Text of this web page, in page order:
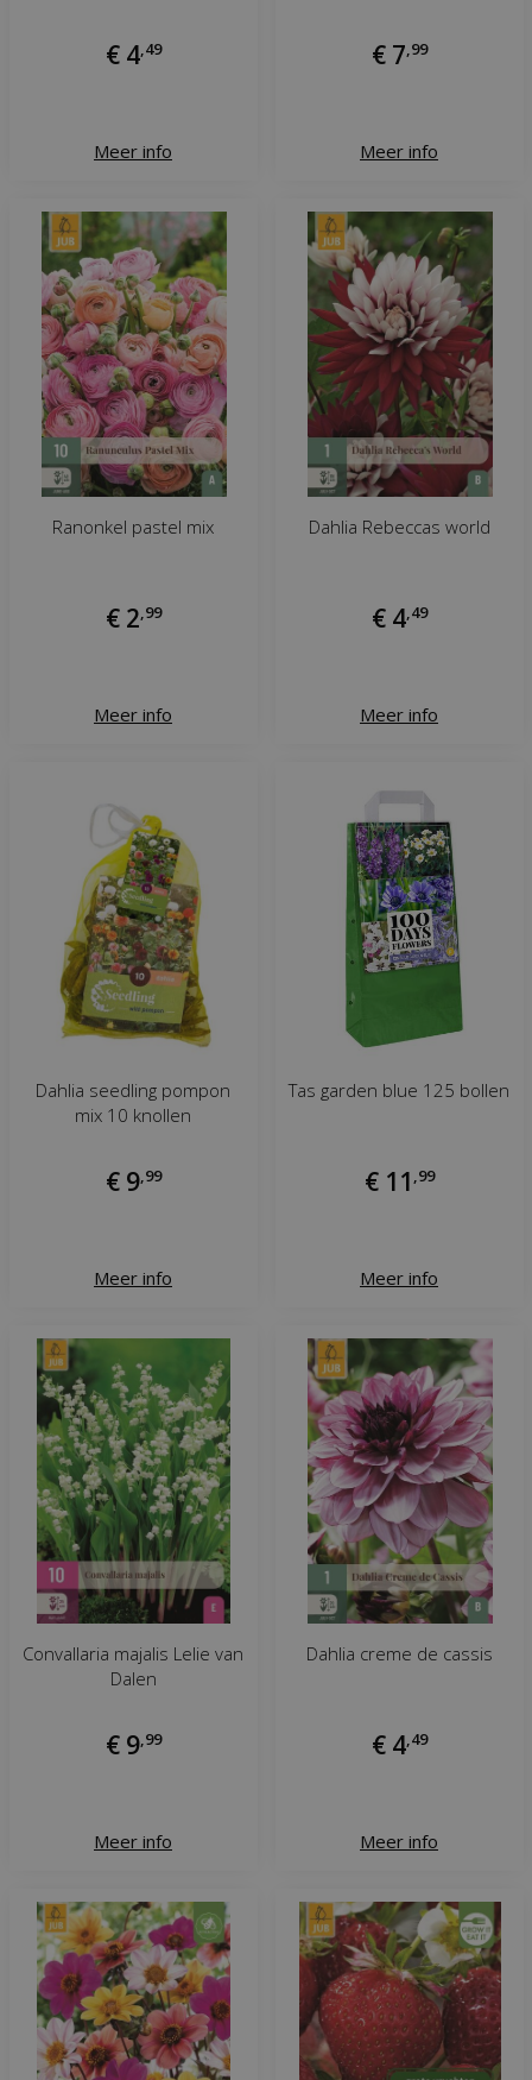
€ 4 49
Meer info
€ 7 99
Meer info
Ranonkel pastel mix
€ 2 99
Meer info
Dahlia Rebeccas world
€ 4 49
Meer info
Dahlia seedling pompon
mix 10 knollen
€ 9, 99
Meer info
Tas garden blue 125 bollen
€ 11 99
Meer info
Convallaria majalis Lelie van
Dalen
€ 9, 99
Meer info
Dahlia creme de cassis
€ 4 49
Meer info